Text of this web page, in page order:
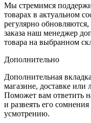
Мы стремимся
товарах в актуальном
регулярно
заказа наш менеджер
товара на выбранном
Дополнительно
Дополнительная
магазине, доставке или
Поможет вам ответить
и развеять его
усмотрению.